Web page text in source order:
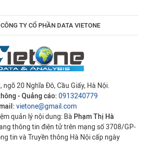
TY CỔ PHẦN DATA VIETONE
ngõ 20 Nghĩa Đô, Cầu Giấy, Hà Nội.
- Quảng cáo: 0913240779
vietone@gmail.com
quản lý nội dung: Bà Phạm Thị Hà
thông tin điện tử trên mạng số 3708/GP-
tin và Truyền thông Hà Nội cấp ngày